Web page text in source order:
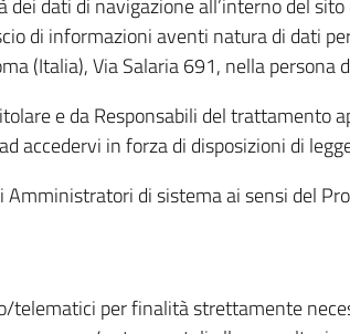
di informazioni aventi natura di dati
(Italia), Via Salaria 691, nella
e da Responsabili del trattamento
accedervi in forza di disposizioni di
di sistema ai sensi del
per finalità strettamente